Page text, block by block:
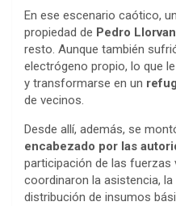
En ese escenario caótico,
propiedad de Pedro
resto. Aunque también
electrógeno propio, lo que
y transformarse en un
de vecinos.
Desde allí, además, se
encabezado por las
participación de las fuerzas
coordinaron la asistencia,
distribución de insumos